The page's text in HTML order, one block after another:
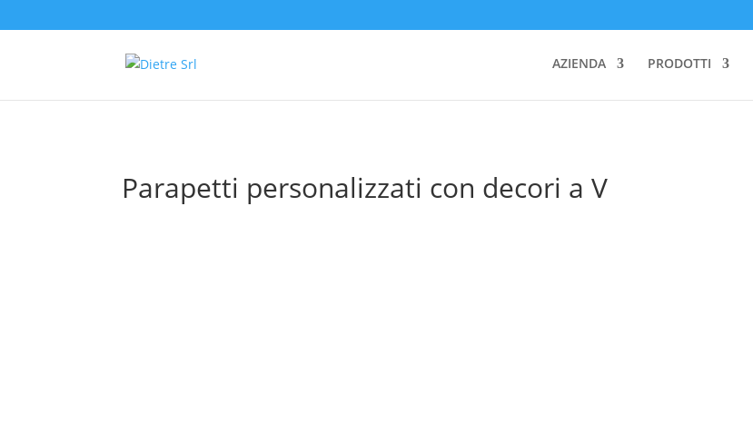
AZIENDA PRODOTTI
Parapetti personalizzati con decori a V